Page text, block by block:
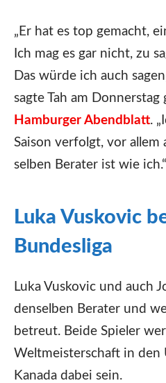
„Er hat es top gemacht,
Ich mag es gar nicht, zu
Das würde ich auch
sagte Tah am Donnerstag
Hamburger Abendblatt.
Saison verfolgt, vor allem
selben Berater ist wie ich.“
Luka Vuskovic
Bundesliga
Luka Vuskovic und auch
denselben Berater und
betreut. Beide Spieler
Weltmeisterschaft in den
Kanada dabei sein.